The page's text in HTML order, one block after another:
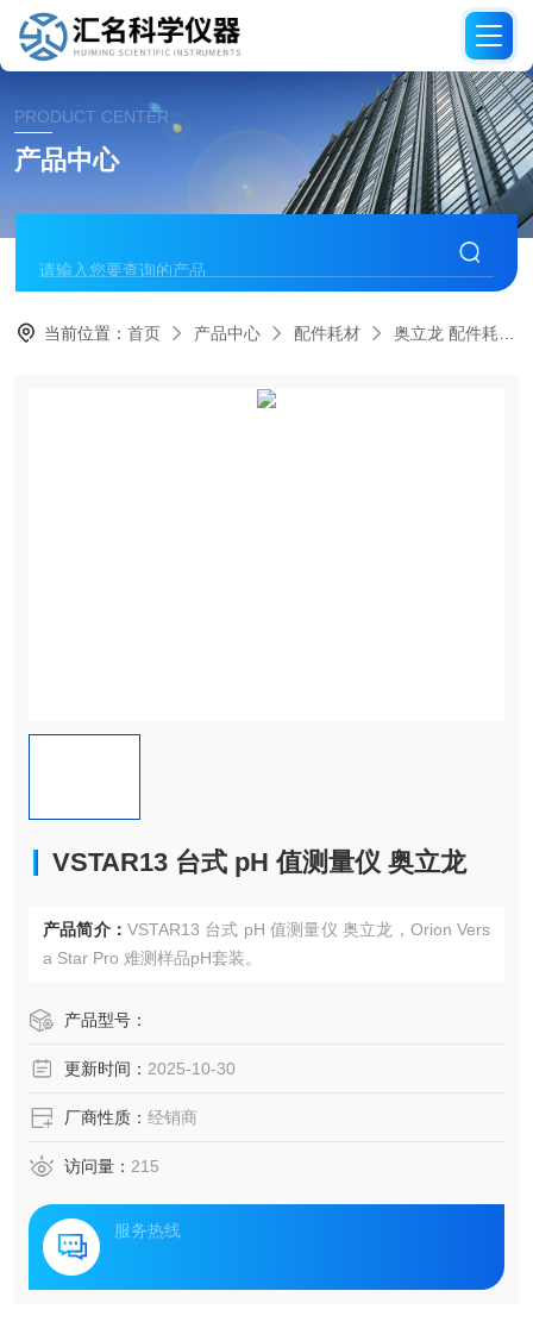
PRODUCT CENTER
产品中心
当前位置：首页 产品中心 配件耗材 奥立龙 配件耗材
VSTAR13 台式 pH 值测量仪 奥立龙
产品简介： VSTAR13 台式 pH 值测量仪 奥立龙，Orion Vers
a Star Pro 难测样品pH套装。
产品型号：
更新时间： 2025-10-30
厂商性质： 经销商
访问量： 215
服务热线